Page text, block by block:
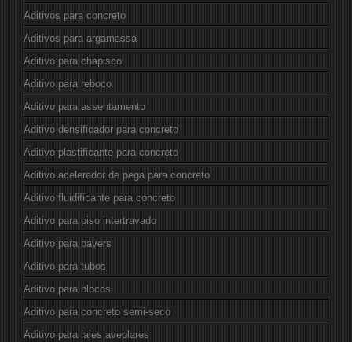
Aditivos para concreto
Aditivos para argamassa
Aditivo para chapisco
Aditivo para reboco
Aditivo para assentamento
Aditivo densificador para concreto
Aditivo plastificante para concreto
Aditivo acelerador de pega para concreto
Aditivo fluidificante para concreto
Aditivo para piso intertravado
Aditivo para pavers
Aditivo para tubos
Aditivo para blocos
Aditivo para concreto semi-seco
Aditivo para lajes aveolares